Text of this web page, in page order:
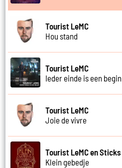
Tourist LeMC
Hou stand
Tourist LeMC
Ieder einde is een begin
Tourist LeMC
Joie de vivre
Tourist LeMC en Sticks
Klein gebedje